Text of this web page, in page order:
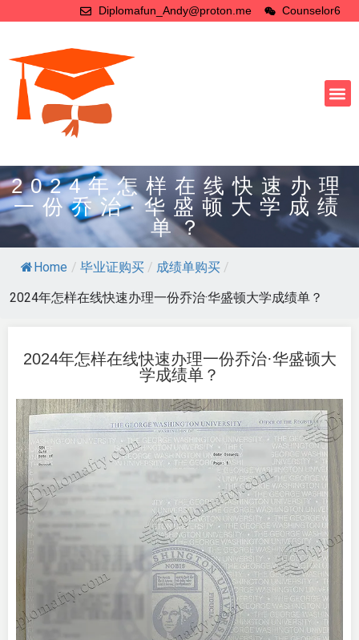
Diplomafun_Andy@proton.me Counselor6
2024年怎样在线快速办理
一份乔治·华盛顿大学成绩
单？
Home / 毕业证购买 / 成绩单购买 /
2024年怎样在线快速办理一份乔治·华盛顿大学成绩单？
2024年怎样在线快速办理一份乔治·华盛顿大
学成绩单？